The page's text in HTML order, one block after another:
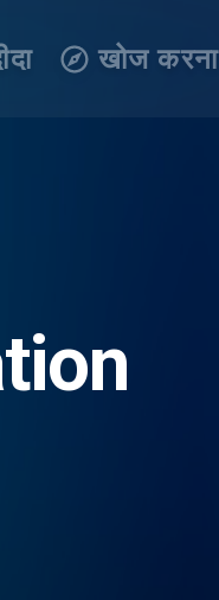
खोज करना